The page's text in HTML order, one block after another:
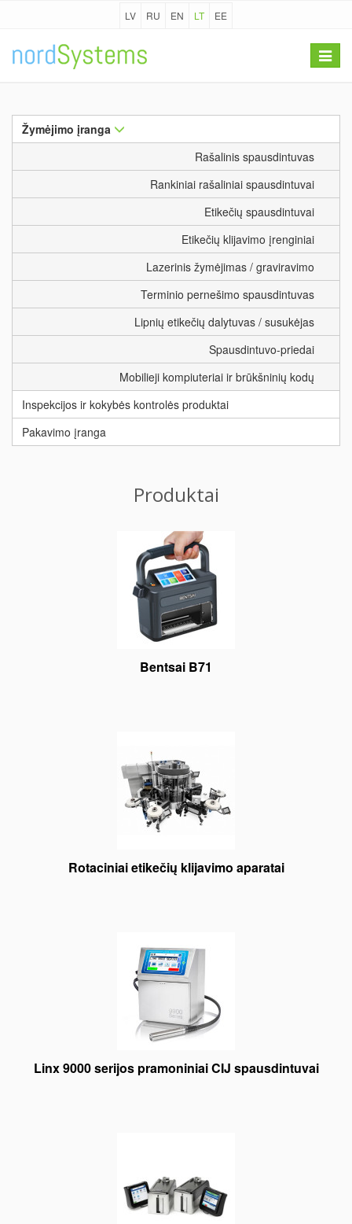
LV RU EN LT EE
Toggle
Žymėjimo įranga
Rašalinis spausdintuvas
Rankiniai rašaliniai spausdintuvai
Etikečių spausdintuvai
Etikečių klijavimo įrenginiai
Lazerinis žymėjimas / graviravimo
Terminio pernešimo spausdintuvas
Lipnių etikečių dalytuvas / susukėjas
Spausdintuvo-priedai
Mobilieji kompiuteriai ir brūkšninių kodų
Inspekcijos ir kokybės kontrolės produktai
Pakavimo įranga
Produktai
Bentsai B71
Rotaciniai etikečių klijavimo aparatai
Linx 9000 serijos pramoniniai CIJ spausdintuvai